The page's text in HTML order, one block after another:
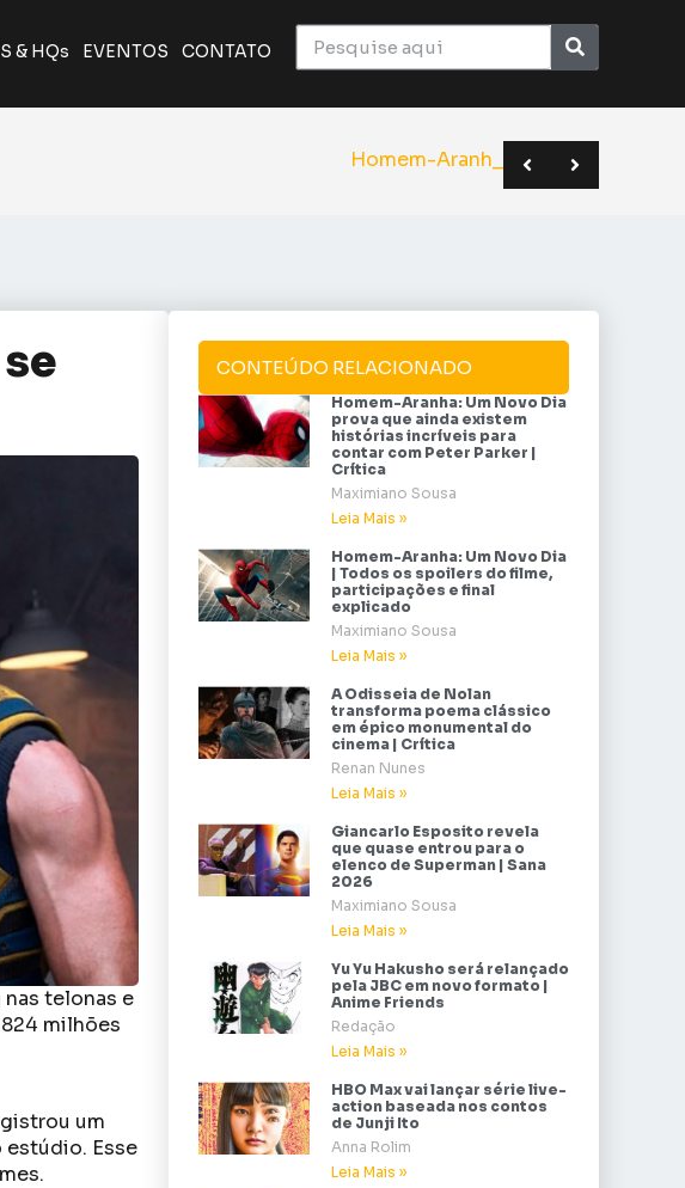
& HQs EVENTOS CONTATO
Homem-Aranha: Um Novo
em épico monumental do cinema | Crítica
entrou para o elenco de Superman | Sana 2026
pela JBC em novo formato | Anime Friends
telonas e
milhões
um
Esse
CONTEÚDO RELACIONADO
Homem-Aranha: Um Novo Dia
prova que ainda existem
histórias incríveis para
contar com Peter Parker |
Crítica
Maximiano Sousa
Leia Mais »
Homem-Aranha: Um Novo Dia
| Todos os spoilers do filme,
participações e final
explicado
Maximiano Sousa
Leia Mais »
A Odisseia de Nolan
transforma poema clássico
em épico monumental do
cinema | Crítica
Renan Nunes
Leia Mais »
Giancarlo Esposito revela
que quase entrou para o
elenco de Superman | Sana
2026
Maximiano Sousa
Leia Mais »
Yu Yu Hakusho será relançado
pela JBC em novo formato |
Anime Friends
Redação
Leia Mais »
HBO Max vai lançar série live-
action baseada nos contos
de Junji Ito
Anna Rolim
Leia Mais »